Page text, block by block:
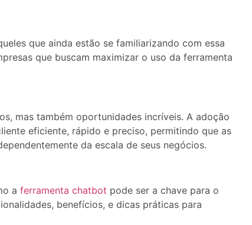
que ainda estão se familiarizando com essa
que buscam maximizar o uso da ferramenta
mas também oportunidades incríveis. A adoção
eficiente, rápido e preciso, permitindo que as
da escala de seus negócios.
a ferramenta chatbot pode ser a chave para o
benefícios, e dicas práticas para